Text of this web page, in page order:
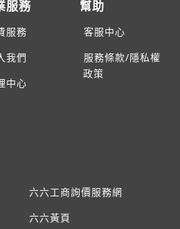
服務
服務
我們
中心
幫助
客服中心
服務條款/隱私權
政策
六六工商詢價服務網
六六黃頁